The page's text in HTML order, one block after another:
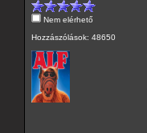
Nem elérhető
Hozzászólások: 48650